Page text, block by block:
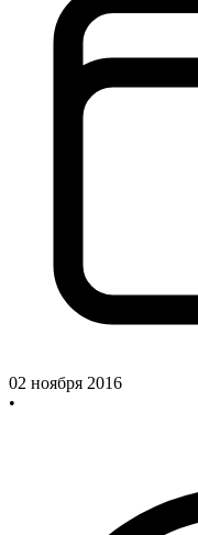
02 ноября 2016
•